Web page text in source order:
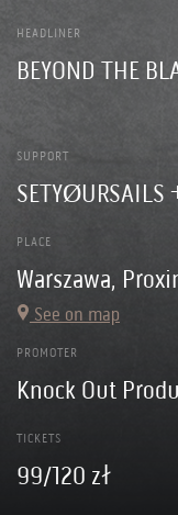
HEADLINER
BEYOND THE
SUPPORT
SETYØURSAILS
PLACE
Warszawa,
See on map
PROMOTER
Knock Out
TICKETS
99/120 zł